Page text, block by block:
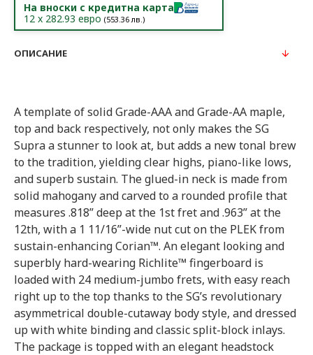
На вноски с кредитна карта
12 x 282.93 евро (553.36лв.)
ОПИСАНИЕ
A template of solid Grade-AAA and Grade-AA maple,
top and back respectively, not only makes the SG
Supra a stunner to look at, but adds a new tonal brew
to the tradition, yielding clear highs, piano-like lows,
and superb sustain. The glued-in neck is made from
solid mahogany and carved to a rounded profile that
measures .818” deep at the 1st fret and .963” at the
12th, with a 1 11/16”-wide nut cut on the PLEK from
sustain-enhancing Corian™. An elegant looking and
superbly hard-wearing Richlite™ fingerboard is
loaded with 24 medium-jumbo frets, with easy reach
right up to the top thanks to the SG’s revolutionary
asymmetrical double-cutaway body style, and dressed
up with white binding and classic split-block inlays.
The package is topped with an elegant headstock